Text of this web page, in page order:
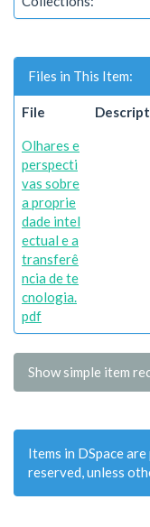
Files in This Item:
File
Olhares e
perspecti
vas sobre
a proprie
dade intel
ectual e a
transferê
ncia de te
cnologia.
pdf
Show simple item
Items in DSpace
reserved, unless